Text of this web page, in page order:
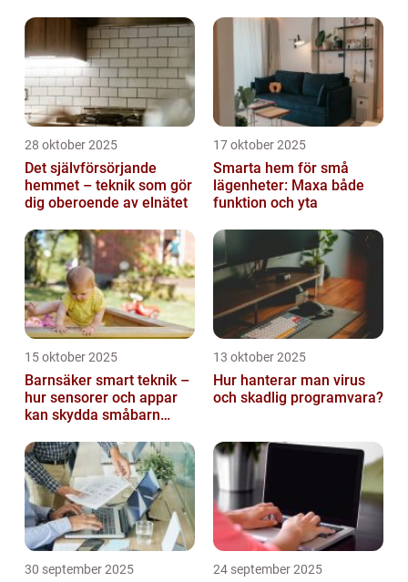
28 oktober 2025
Det självförsörjande
hemmet – teknik som gör
dig oberoende av elnätet
17 oktober 2025
Smarta hem för små
lägenheter: Maxa både
funktion och yta
15 oktober 2025
Barnsäker smart teknik –
hur sensorer och appar
kan skydda småbarn
13 oktober 2025
Hur hanterar man virus
och skadlig programvara?
30 september 2025 24 september 2025